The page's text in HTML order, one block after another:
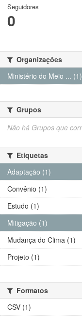
Seguidores
0
Organizações
Ministério do Meio ... (1)
Grupos
Não há Grupos que
Etiquetas
Adaptação (1)
Convênio (1)
Estudo (1)
Mitigação (1)
Mudança do Clima (1)
Projeto (1)
Formatos
CSV (1)